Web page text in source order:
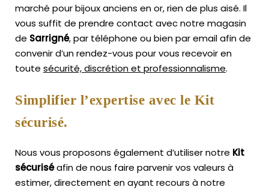
marché pour bijoux anciens en or, rien de plus aisé. Il
vous suffit de prendre contact avec notre magasin
de Sarrigné, par téléphone ou bien par email afin de
convenir d’un rendez-vous pour vous recevoir en
toute sécurité, discrétion et professionnalisme.
Simplifier l’expertise avec le Kit
sécurisé.
Nous vous proposons également d’utiliser notre Kit
sécuriséafin de nous faire parvenir vos valeurs à
estimer, directement en ayant recours à notre